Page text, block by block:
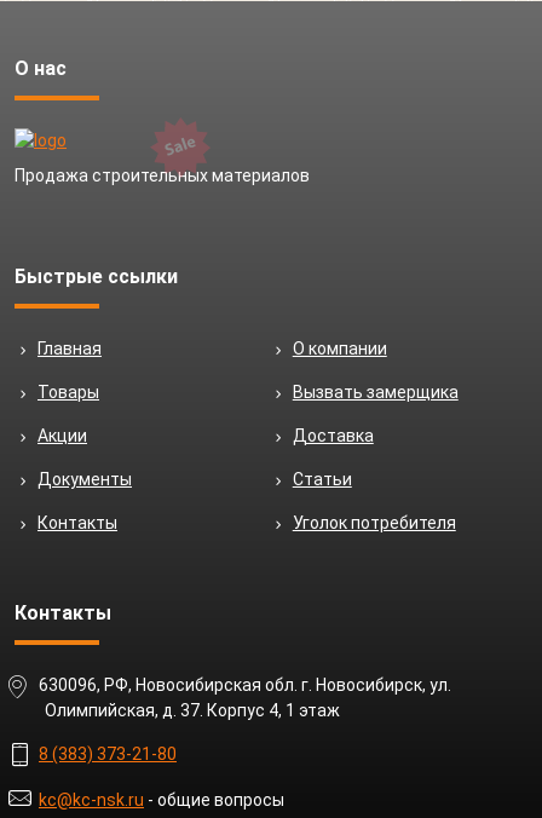
О нас
Продажа строительных материалов
Быстрые ссылки
Главная О компании
Товары Вызвать замерщика
Акции Доставка
Документы Статьи
Контакты Уголок потребителя
Контакты
630096, РФ, Новосибирская обл. г. Новосибирск, ул.
Олимпийская, д. 37. Корпус 4, 1 этаж
8 (383) 373-21-80
kc@kc-nsk.ru - общие вопросы